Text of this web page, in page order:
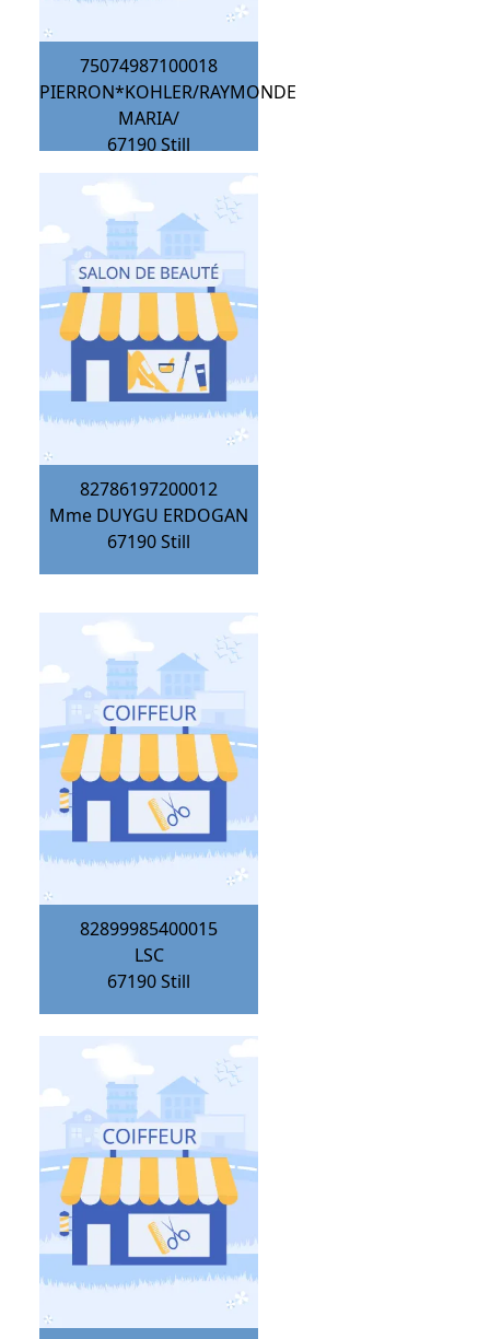
75074987100018
PIERRON*KOHLER/RAYMONDE
MARIA/
67190Still
82786197200012
Mme DUYGU ERDOGAN
67190Still
82899985400015
LSC
67190Still